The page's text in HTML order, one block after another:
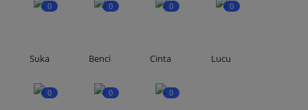
0
Suka
0
Benci
0
Cinta
0
Lucu
0 0 0